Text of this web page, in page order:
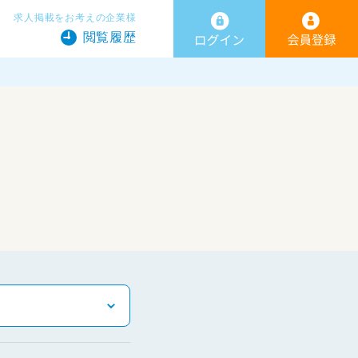
求人掲載をお考えの企業様
閲覧履歴